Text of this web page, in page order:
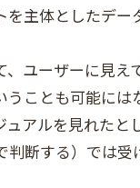
主体としたデー
、ユーザーに見
うことも可能に
ュアルを見れた
判断する）では